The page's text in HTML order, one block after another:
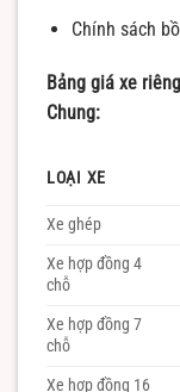
Chính sách
Bảng giá xe
Chung:
LOẠI XE
Xe ghép
Xe hợp đồng 4
chỗ
Xe hợp đồng 7
chỗ
Xe hợp đồng 16